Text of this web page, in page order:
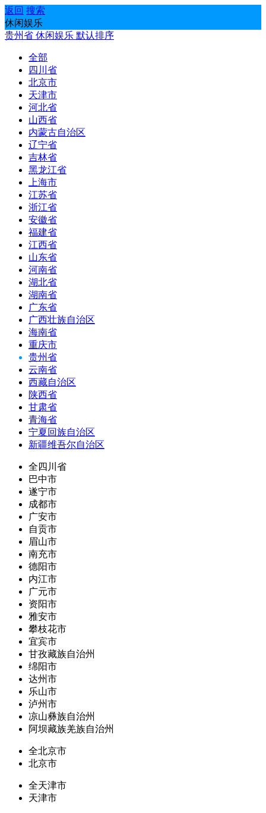
返回 搜索
休闲娱乐
贵州省 休闲娱乐 默认排序
全部
四川省
北京市
天津市
河北省
山西省
内蒙古自治区
辽宁省
吉林省
黑龙江省
上海市
江苏省
浙江省
安徽省
福建省
江西省
山东省
河南省
湖北省
湖南省
广东省
广西壮族自治区
海南省
重庆市
贵州省
云南省
西藏自治区
陕西省
甘肃省
青海省
宁夏回族自治区
新疆维吾尔自治区
全四川省
巴中市
遂宁市
成都市
广安市
自贡市
眉山市
南充市
德阳市
内江市
广元市
资阳市
雅安市
攀枝花市
宜宾市
甘孜藏族自治州
绵阳市
达州市
乐山市
泸州市
凉山彝族自治州
阿坝藏族羌族自治州
全北京市
北京市
全天津市
天津市